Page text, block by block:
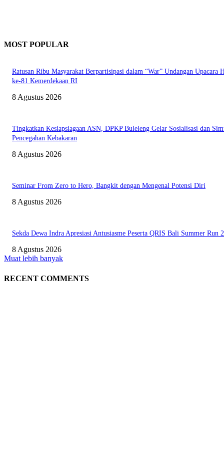
MOST POPULAR
Ratusan Ribu Masyarakat Berpartisipasi dalam “War” Undangan Upacara
ke-81 Kemerdekaan RI
8 Agustus 2026
Tingkatkan Kesiapsiagaan ASN, DPKP Buleleng Gelar Sosialisasi dan
Pencegahan Kebakaran
8 Agustus 2026
Seminar From Zero to Hero, Bangkit dengan Mengenal Potensi Diri
8 Agustus 2026
Sekda Dewa Indra Apresiasi Antusiasme Peserta QRIS Bali Summer Run
8 Agustus 2026
Muat lebih banyak
RECENT COMMENTS